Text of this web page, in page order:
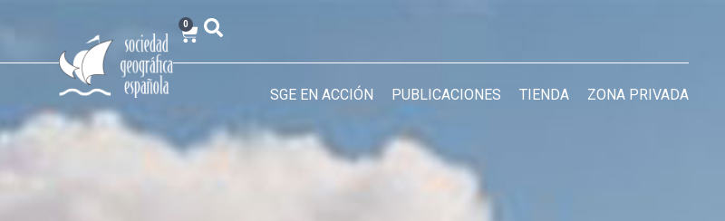
0
SGE EN ACCIÓN PUBLICACIONES TIENDA ZONA PRIVADA